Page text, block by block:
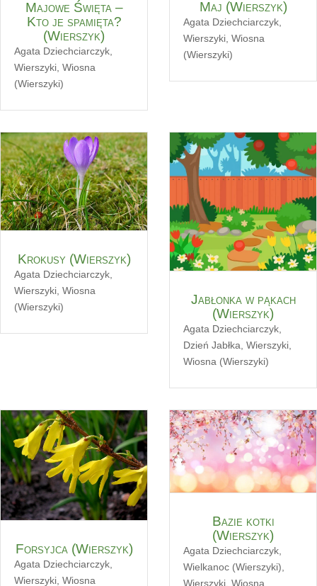
Majowe Święta –
Kto je spamięta?
(Wierszyk)
Agata Dziechciarczyk,
Wierszyki, Wiosna
(Wierszyki)
Maj (Wierszyk)
Agata Dziechciarczyk,
Wierszyki, Wiosna
(Wierszyki)
Krokusy (Wierszyk)
Agata Dziechciarczyk,
Wierszyki, Wiosna
(Wierszyki)
Jabłonka w pąkach
(Wierszyk)
Agata Dziechciarczyk
Dzień Jabłka Wierszyki
Wiosna (Wierszyki)
Forsyjca (Wierszyk)
Agata Dziechciarczyk
Wierszyki Wiosna
Bazie kotki
(Wierszyk)
Agata Dziechciarczyk
Wielkanoc (Wierszyki)
Wierszyki Wiosna